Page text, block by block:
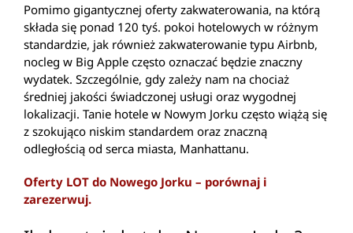
Pomimo gigantycznej oferty zakwaterowania, na którą
składa się ponad 120 tyś. pokoi hotelowych w różnym
standardzie, jak również zakwaterowanie typu Airbnb,
nocleg w Big Apple często oznaczać będzie znaczny
wydatek. Szczególnie, gdy zależy nam na chociaż
średniej jakości świadczonej usługi oraz wygodnej
lokalizacji. Tanie hotele w Nowym Jorku często wiążą się
z szokująco niskim standardem oraz znaczną
odległością od serca miasta, Manhattanu.
Oferty LOT do Nowego Jorku – porównaj i
zarezerwuj.